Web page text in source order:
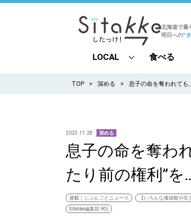
北海道で暮
明日への”
LOCAL
all
道北
道南
道東
道央
食べる
TOP 深める 息子の命を奪われても
2023.11.28 深める
息子の命を奪わ
たり前の権利”
連載｜じぶんごとニュース 【いろんな価値観や生
Sitakke編集部 IKU